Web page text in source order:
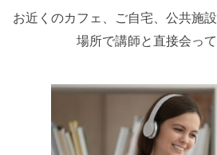
お近くのカフェ、ご自宅、公共施
場所で講師と直接会って